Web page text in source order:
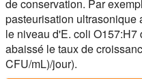
de conservation. Par
pasteurisation ultrasonique
le niveau d'E. coli
abaissé le taux de
CFU/mL)/jour).